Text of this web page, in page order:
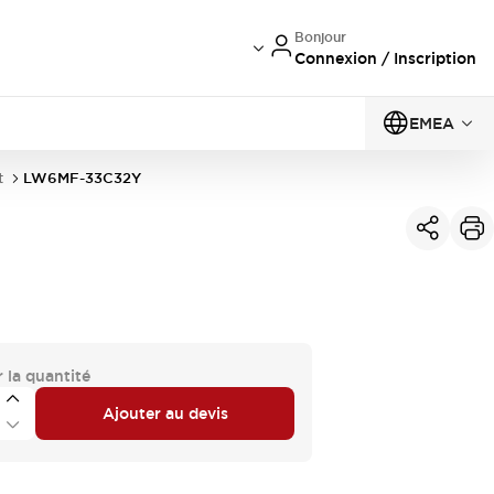
Bonjour
Connexion / Inscription
EMEA
LW6MF-33C32Y
la quantité
Ajouter au devis